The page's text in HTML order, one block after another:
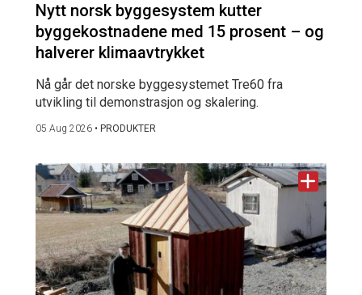
Nytt norsk byggesystem kutter
byggekostnadene med 15 prosent – og
halverer klimaavtrykket
Nå går det norske byggesystemet Tre60 fra
utvikling til demonstrasjon og skalering.
05 Aug 2026 • PRODUKTER